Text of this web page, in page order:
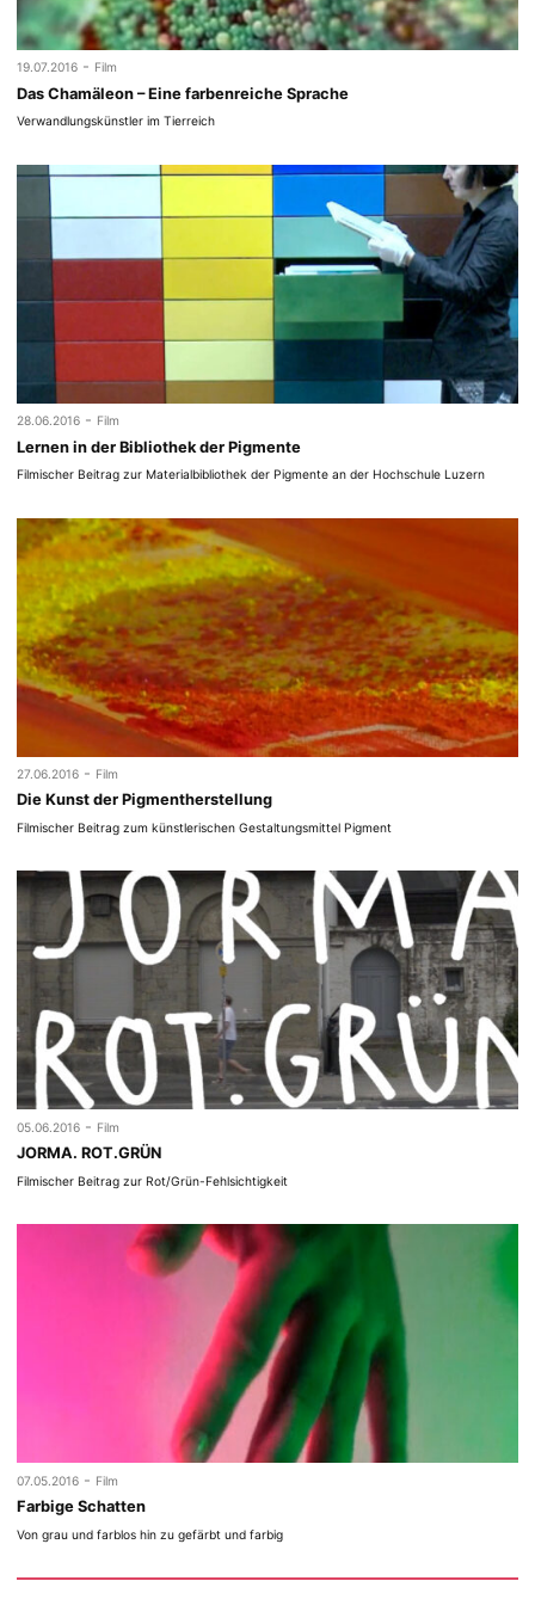
19.07.2016 - Film
Das Chamäleon – Eine farbenreiche Sprache
Verwandlungskünstler im Tierreich
28.06.2016 - Film
Lernen in der Bibliothek der Pigmente
Filmischer Beitrag zur Materialbibliothek der Pigmente an der Hochschule Luzern
27.06.2016 - Film
Die Kunst der Pigmentherstellung
Filmischer Beitrag zum künstlerischen Gestaltungsmittel Pigment
05.06.2016 - Film
JORMA. ROT.GRÜN
Filmischer Beitrag zur Rot/Grün-Fehlsichtigkeit
07.05.2016 - Film
Farbige Schatten
Von grau und farblos hin zu gefärbt und farbig